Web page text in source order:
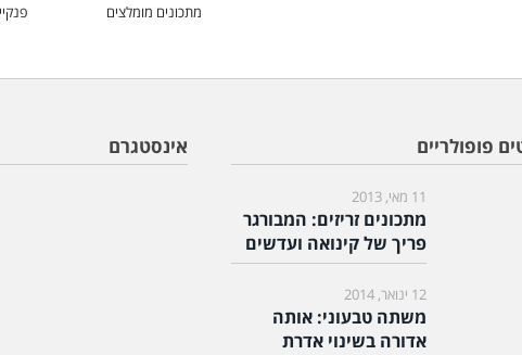
מתכונים מומלצים
פופולריים
11 מאי, 2013
מתכונים זריזים: המבורגר
פריך של קינואה ועדשים
12 ינואר, 2014
משתה טבעוני: אותה
אדורה בשינוי אדרת
אינסטגרם